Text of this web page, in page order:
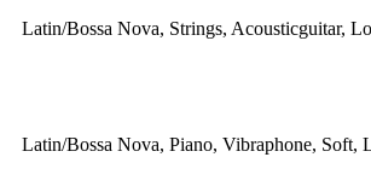
Latin/Bossa Nova, Strings, Acousticguitar,
Latin/Bossa Nova, Piano, Vibraphone, Soft,